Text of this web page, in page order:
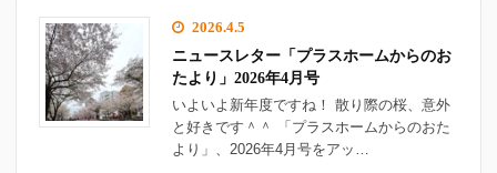
2026.4.5
ニュースレター「プラスホームからのお
たより」2026年4月号
いよいよ新年度ですね！ 散り際の桜、意外
と好きです＾＾ 「プラスホームからのおた
より」、2026年4月号をアッ…